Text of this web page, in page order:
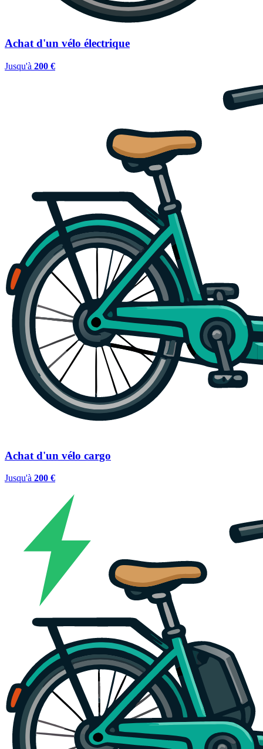
Achat d'un vélo électrique
Jusqu'à 200 €
Achat d'un vélo cargo
Jusqu'à 200 €